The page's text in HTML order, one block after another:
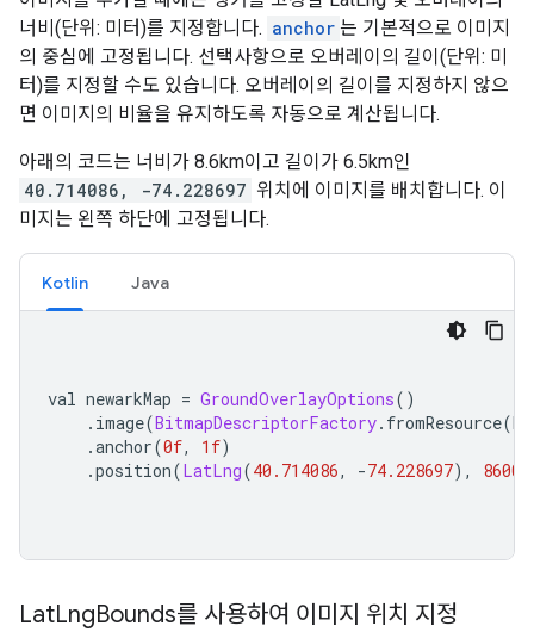
너비(단위: 미터)를 지정합니다. anchor 는 기본적으로 이미지
의 중심에 고정됩니다. 선택사항으로 오버레이의 길이(단위: 미
터)를 지정할 수도 있습니다. 오버레이의 길이를 지정하지 않으
면 이미지의 비율을 유지하도록 자동으로 계산됩니다.
아래의 코드는 너비가 8.6km이고 길이가 6.5km인
40.714086, -74.228697 위치에 이미지를 배치합니다. 이
미지는 왼쪽 하단에 고정됩니다.
Kotlin Java
val newarkMap = GroundOverlayOptions()
. image(BitmapDescriptorFactory. fromResource(R
.anchor(0f, 1f)
.position(LatLng(40.714086, -74.228697), 8600f
LatLngBounds를 사용하여 이미지 위치 지정